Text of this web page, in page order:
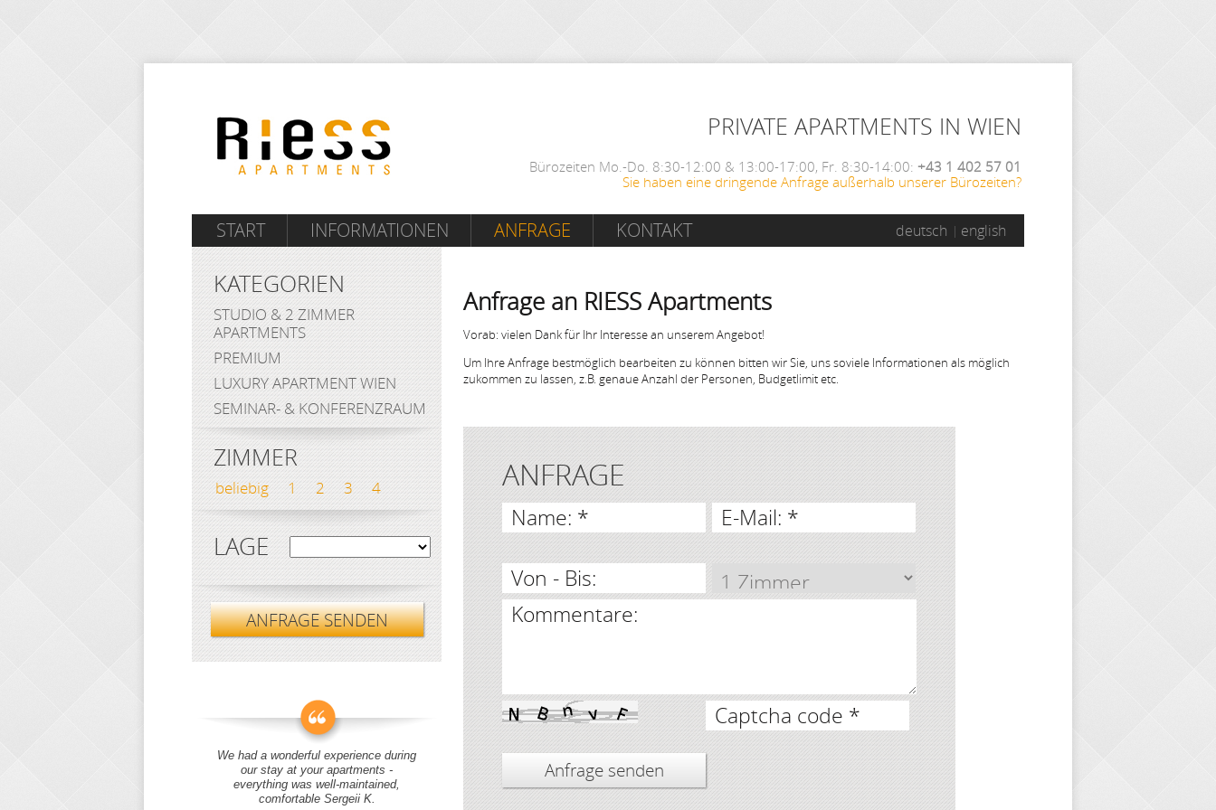
PRIVATE APARTMENTS IN WIEN
Bürozeiten Mo.-Do. 8:30-12:00 & 13:00-17:00, Fr. 8:30-14:00: +43 1 402 57 01
Sie haben eine dringende Anfrage außerhalb unserer Bürozeiten?
START INFORMATIONEN ANFRAGE KONTAKT deutsch english
Anfrage an RIESS Apartments
Vorab: vielen Dank für Ihr Interesse an unserem Angebot!
Um Ihre Anfrage bestmöglich bearbeiten zu können bitten wir Sie, uns soviele Informationen als möglich
zukommen zu lassen, z.B. genaue Anzahl der Personen, Budgetlimit etc.
ANFRAGE
Name: * E-Mail: *
Von - Bis:
Kommentare:
Captcha code *
KATEGORIEN
STUDIO & 2 ZIMMER
APARTMENTS
PREMIUM
LUXURY APARTMENT WIEN
SEMINAR- & KONFERENZRAUM
ZIMMER
beliebig 1 2 3 4
LAGE
ANFRAGE SENDEN
We had a wonderful experience during
our stay at your apartments -
everything was well-maintained,
comfortable Sergeii K.